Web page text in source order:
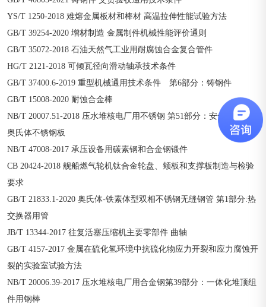
YS/T 1250-2018 难熔金属板材和棒材 高温拉伸性能试验方法
GB/T 39254-2020 增材制造 金属制件机械性能评价通则
GB/T 35072-2018 石油天然气工业用耐腐蚀合金复合管件
HG/T 2121-2018 可倾瓦径向滑动轴承技术条件
GB/T 37400.6-2019 重型机械通用技术条件 第6部分：铸钢件
GB/T 15008-2020 耐蚀合金棒
NB/T 20007.51-2018 压水堆核电厂用不锈钢 第51部分：安全级设备用
奥氏体不锈钢板
NB/T 47008-2017 承压设备用碳素钢和合金钢锻件
CB 20424-2018 舰船燃气轮机钛合金轮盘、颊板和支撑板制造与检验
要求
GB/T 21833.1-2020 奥氏体-铁素体型双相不锈钢无缝钢管 第1部分:热
交换器用管
JB/T 13344-2017 往复活塞压缩机主要零部件 曲轴
GB/T 4157-2017 金属在硫化氢环境中抗硫化物应力开裂和应力腐蚀开
裂的实验室试验方法
NB/T 20006.39-2017 压水堆核电厂用合金钢第39部分：一体化堆顶组
件用钢棒